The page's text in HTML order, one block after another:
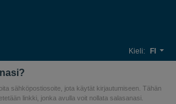
Kieli: FI
sähköpostiosoite, jota käytät kirjautumiseen. Tähän
linkki, jonka avulla voit nollata salasanasi.